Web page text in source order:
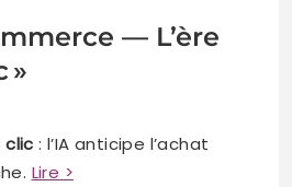
— L’ère
»
clic : l’IA anticipe l’achat
Lire >